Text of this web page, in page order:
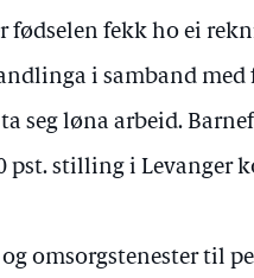
fødselen fekk ho ei
i samband med
seg løna arbeid.
pst. stilling i Levanger
omsorgstenester til